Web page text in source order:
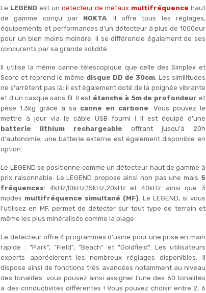
Le LEGEND est un détecteur de métaux multifréquence haut
de gamme conçu par NOKTA. Il offre tous les réglages,
équipements et performances d'un détecteur à plus de 1000eur
pour un bien moins moindre. Il se différencie également de ses
concurents par sa grande solidité.
Il utilise la même canne télescopique que celle des Simplex et
Score et reprend le même disque DD de 30cm. Les similitudes
ne s'arrêtent pas là: il est également doté de la poignée vibrante
et d'un casque sans fil. Il est étanche à 5m de profondeur et
pèse 1.3kg grâce à sa canne en carbone. Vous pouvez le
mettre à jour via le câble USB fourni ! Il est équipé d'une
batterie lithium rechargeable offrant jusqu'à 20h
d'autonomie; une batterie externe est également disponible en
option.
Le LEGEND se positionne comme un détecteur haut de gamme à
prix raisonnable. Le LEGEND propose ainsi non pas une mais 5
fréquences: 4kHz,10kHz,15kHz,20kHz et 40kHz ainsi que 3
modes multifréquence simultané (MF). Le LEGEND, si vous
l'utilisez en MF, permet de détecter sur tout type de terrain et
même les plus minéralisés comme la plage.
Le détecteur offre 4 programmes d'usine pour une prise en main
rapide : "Park", "Field", "Beach" et "Goldfield". Les utilisateurs
experts apprécieront les nombreux réglages disponibles. Il
dispose ainsi de fonctions très avancées notamment au niveau
des tonalités: vous pouvez ainsi assigner l'une des 60 tonalités
à des conductivités différentes ! Vous pouvez choisir entre 2, 6